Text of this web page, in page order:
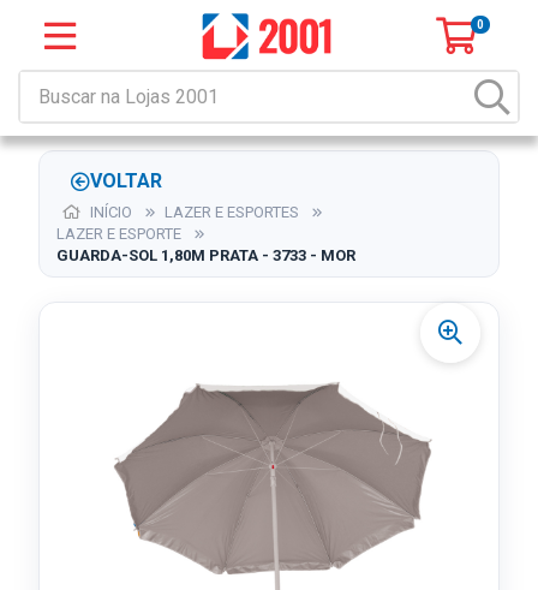
0
VOLTAR
INÍCIO
LAZER E ESPORTES
LAZER E ESPORTE
GUARDA-SOL 1,80M PRATA - 3733 - MOR